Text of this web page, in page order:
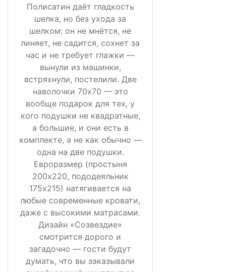
Полисатин даёт гладкость
шелка, но без ухода за
шелком: он не мнётся, не
линяет, не садится, сохнет за
час и не требует глажки —
вынули из машинки,
встряхнули, постелили. Две
наволочки 70х70 — это
вообще подарок для тех, у
кого подушки не квадратные,
а большие, и они есть в
комплекте, а не как обычно —
одна на две подушки.
Евроразмер (простыня
200х220, пододеяльник
175х215) натягивается на
любые современные кровати,
даже с высокими матрасами.
Дизайн «Созвездие»
смотрится дорого и
загадочно — гости будут
думать, что вы заказывали